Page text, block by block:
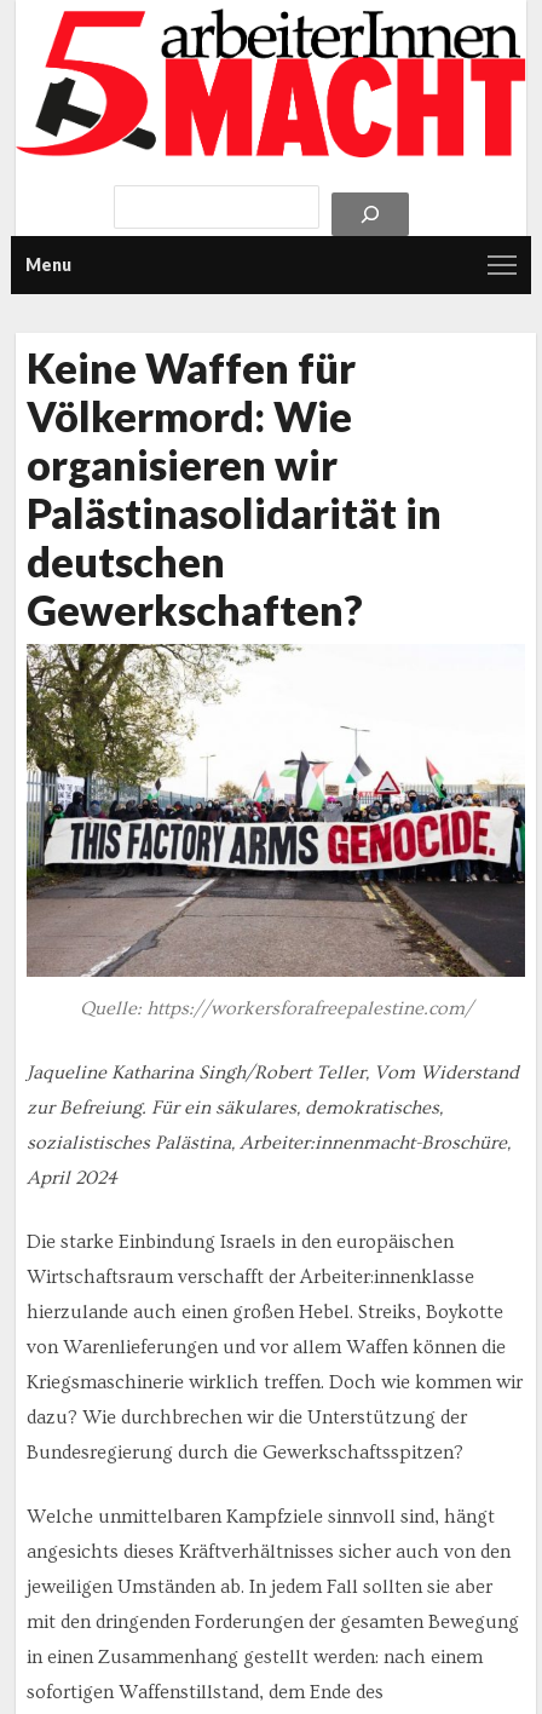
Menu
Keine Waffen für
Völkermord: Wie
organisieren wir
Palästinasolidarität in
deutschen
Gewerkschaften?
Quelle: https://workersforafreepalestine.com/
Jaqueline Katharina Singh/Robert Teller, Vom Widerstand
zur Befreiung. Für ein säkulares, demokratisches,
sozialistisches Palästina, Arbeiter:innenmacht-Broschüre,
April 2024
Die starke Einbindung Israels in den europäischen
Wirtschaftsraum verschafft der Arbeiter:innenklasse
hierzulande auch einen großen Hebel. Streiks, Boykotte
von Warenlieferungen und vor allem Waffen können die
Kriegsmaschinerie wirklich treffen. Doch wie kommen wir
dazu? Wie durchbrechen wir die Unterstützung der
Bundesregierung durch die Gewerkschaftsspitzen?
Welche unmittelbaren Kampfziele sinnvoll sind, hängt
angesichts dieses Kräftverhältnisses sicher auch von den
jeweiligen Umständen ab. In jedem Fall sollten sie aber
mit den dringenden Forderungen der gesamten Bewegung
in einen Zusammenhang gestellt werden: nach einem
sofortigen Waffenstillstand, dem Ende des